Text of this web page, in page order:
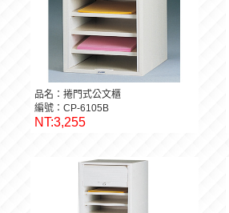
品名：捲門式公文櫃
編號：CP-6105B
NT:3,255